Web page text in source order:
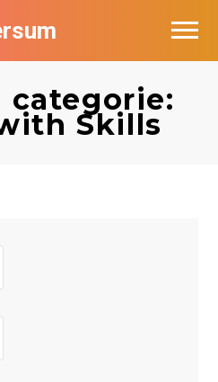
categorie:
Skills
in Hilversum